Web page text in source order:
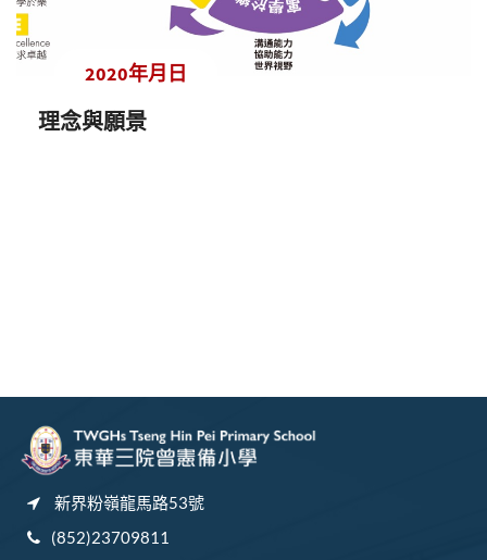
2020年月日
理念與願景
新界粉嶺龍馬路53號
(852)23709811